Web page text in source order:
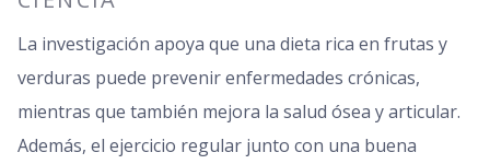
La investigación apoya que una dieta rica en frutas y
verduras puede prevenir enfermedades crónicas,
mientras que también mejora la salud ósea y articular.
Además, el ejercicio regular junto con una buena